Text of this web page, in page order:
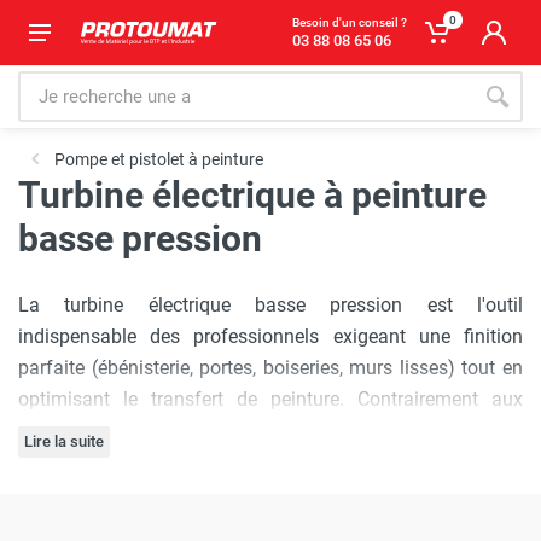
Besoin d'un conseil ?
03 88 08 65 06
0
Pompe et pistolet à peinture
Turbine électrique à peinture
basse pression
La turbine électrique basse pression est l'outil
indispensable des professionnels exigeant une finition
parfaite (ébénisterie, portes, boiseries, murs lisses) tout en
optimisant le transfert de peinture. Contrairement aux
pompes Airless, la technologie HVLP (High Volume Low
Lire la suite